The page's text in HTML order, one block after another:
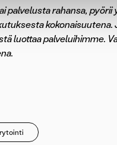
palvelusta rahansa,
kokonaisuutena.
luottaa palveluihimme.